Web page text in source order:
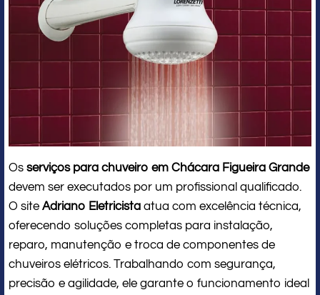
Os serviços para chuveiro em Chácara Figueira Grande
devem ser executados por um profissional qualificado.
O site Adriano Eletricista atua com excelência técnica,
oferecendo soluções completas para instalação,
reparo, manutenção e troca de componentes de
chuveiros elétricos. Trabalhando com segurança,
precisão e agilidade, ele garante o funcionamento ideal